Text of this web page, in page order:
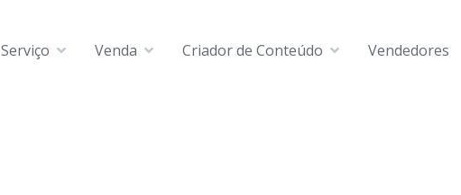
Serviço Venda Criador de Conteúdo Vendedores